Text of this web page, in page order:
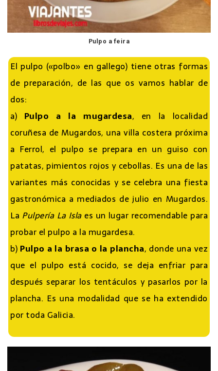
Pulpo a feira
El pulpo («polbo» en gallego) tiene otras formas
de preparación, de las que os vamos hablar de
dos:
a) Pulpo a la mugardesa, en la localidad
coruñesa de Mugardos, una villa costera próxima
a Ferrol, el pulpo se prepara en un guiso con
patatas, pimientos rojos y cebollas. Es una de las
variantes más conocidas y se celebra una fiesta
gastronómica a mediados de julio en Mugardos.
La Pulpería La Islaes un lugar recomendable para
probar el pulpo a la mugardesa.
b) Pulpo a la brasa o la plancha, donde una vez
que el pulpo está cocido, se deja enfriar para
después separar los tentáculos y pasarlos por la
plancha. Es una modalidad que se ha extendido
por toda Galicia.